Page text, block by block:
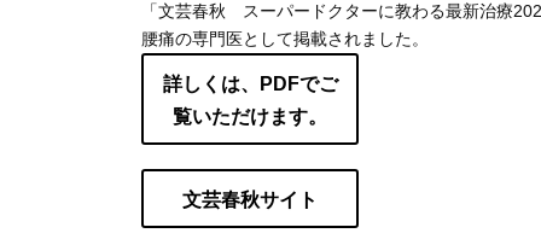
「文芸春秋 スーパードクターに教わる最新治療
腰痛の専門医として掲載されました。
詳しくは、PDFでご
覧いただけます。
文芸春秋サイト